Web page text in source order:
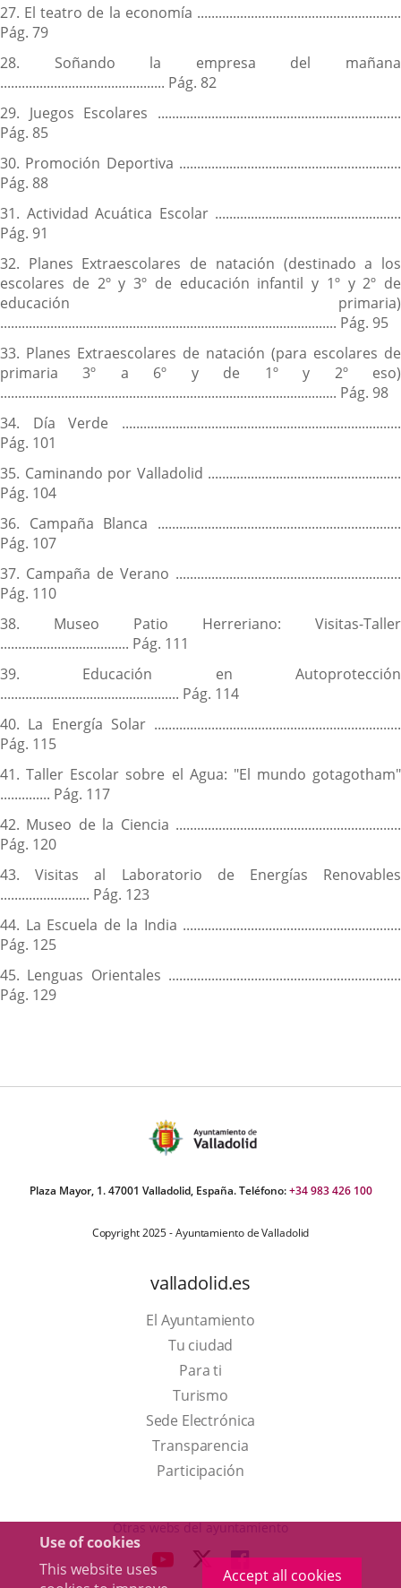
Use of cookies
This website uses
Accept all cookies
27. El teatro de la economía .........................................................
Pág. 79
28. Soñando la empresa del mañana
.............................................. Pág. 82
29. Juegos Escolares ....................................................................
Pág. 85
30. Promoción Deportiva ..............................................................
Pág. 88
31. Actividad Acuática Escolar ....................................................
Pág. 91
32. Planes Extraescolares de natación (destinado a los
escolares de 2º y 3º de educación infantil y 1º y 2º de
educación primaria)
.............................................................................................. Pág. 95
33. Planes Extraescolares de natación (para escolares de
primaria 3º a 6º y de 1º y 2º eso)
.............................................................................................. Pág. 98
34. Día Verde ..............................................................................
Pág. 101
35. Caminando por Valladolid ......................................................
Pág. 104
36. Campaña Blanca ....................................................................
Pág. 107
37. Campaña de Verano ...............................................................
Pág. 110
38. Museo Patio Herreriano: Visitas-Taller
.................................... Pág. 111
39. Educación en Autoprotección
.................................................. Pág. 114
40. La Energía Solar .....................................................................
Pág. 115
41. Taller Escolar sobre el Agua: "El mundo gotagotham"
.............. Pág. 117
42. Museo de la Ciencia ...............................................................
Pág. 120
43. Visitas al Laboratorio de Energías Renovables
......................... Pág. 123
44. La Escuela de la India .............................................................
Pág. 125
45. Lenguas Orientales .................................................................
Pág. 129
Plaza Mayor, 1. 47001 Valladolid, España. Teléfono:+34 983 426 100
Copyright 2025 - Ayuntamiento de Valladolid
valladolid.es
El Ayuntamiento
Tu ciudad
Para ti
TurismoThis
link
will
open
a
up
Sede Electrónica
Transparencia
Participación
Otras webs del ayuntamiento
LINK LINK
TO
LINK
TO